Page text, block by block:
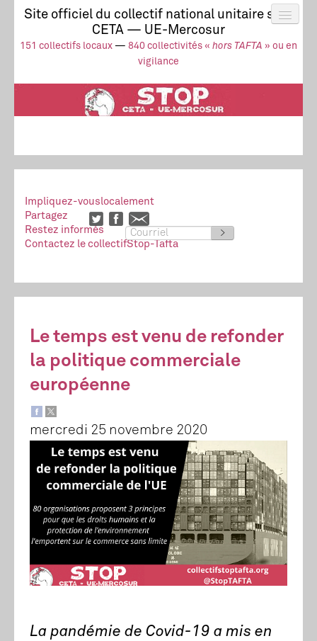
Site officiel du collectif national unitaire stop
CETA — UE-Mercosur
151 collectifs locaux — 840 collectivités « hors TAFTA » ou en
vigilance
Actus
UE-Mercosur
Stop à l’impunité !
TAFTA
CETA
Collectif
Impliquez-vouslocalement
Partagez
Restez informés
>
Contactez le collectifStop-Tafta
Le temps est venu de refonder
la politique commerciale
européenne
mercredi 25 novembre 2020
La pandémie de Covid-19 a mis en